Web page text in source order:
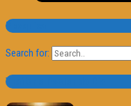
Pesquisa
Search for:
Trailer e Poster do Dia